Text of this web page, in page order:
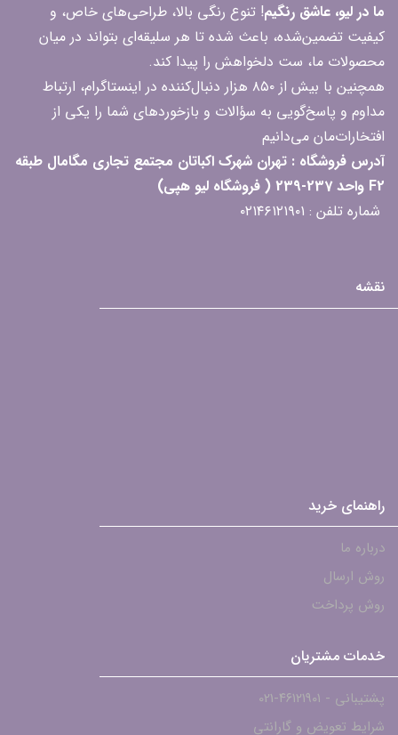
ما در لیو، عاشق رنگیم! تنوع رنگی بالا، طراحی‌های خاص، و
کیفیت تضمین‌شده، باعث شده تا هر سلیقه‌ای بتواند در میان
محصولات ما، ست دلخواهش را پیدا کند.
همچنین با بیش از ۸۵۰ هزار دنبال‌کننده در اینستاگرام، ارتباط
مداوم و پاسخ‌گویی به سؤالات و بازخوردهای شما را یکی از
افتخارات‌مان می‌دانیم
آدرس فروشگاه : تهران شهرک اکباتان مجتمع تجاری مگامال طبقه
F2 واحد 237-239 ( فروشگاه لیو هپی)
شماره تلفن : ۰۲۱۴۶۱۲۱۹۰۱
نقشه
راهنمای خرید
درباره ما
روش ارسال
روش پرداخت
خدمات مشتریان
پشتیبانی - ۴۶۱۲۱۹۰۱-021
شرایط تعویض و گارانتی